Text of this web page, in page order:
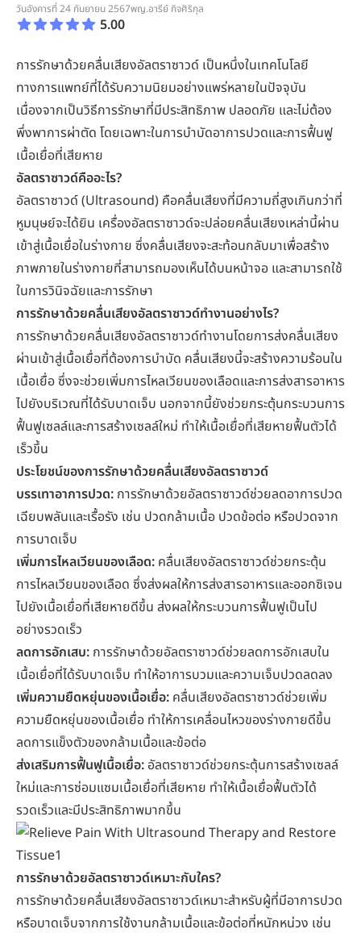
วันอังคารที่ 24 กันยายน 2567พญ.อารีย์ กิจศิริกุล
5.00
การรักษาด้วยคลื่นเสียงอัลตราซาวด์ เป็นหนึ่งในเทคโนโลยี
ทางการแพทย์ที่ได้รับความนิยมอย่างแพร่หลายในปัจจุบัน
เนื่องจากเป็นวิธีการรักษาที่มีประสิทธิภาพ ปลอดภัย และไม่ต้อง
พึ่งพาการผ่าตัด โดยเฉพาะในการบำบัดอาการปวดและการฟื้นฟู
เนื้อเยื่อที่เสียหาย
อัลตราซาวด์คืออะไร?
อัลตราซาวด์ (Ultrasound) คือคลื่นเสียงที่มีความถี่สูงเกินกว่าที่
หูมนุษย์จะได้ยิน เครื่องอัลตราซาวด์จะปล่อยคลื่นเสียงเหล่านี้ผ่าน
เข้าสู่เนื้อเยื่อในร่างกาย ซึ่งคลื่นเสียงจะสะท้อนกลับมาเพื่อสร้าง
ภาพภายในร่างกายที่สามารถมองเห็นได้บนหน้าจอ และสามารถใช้
ในการวินิจฉัยและการรักษา
การรักษาด้วยคลื่นเสียงอัลตราซาวด์ทำงานอย่างไร?
การรักษาด้วยคลื่นเสียงอัลตราซาวด์ทำงานโดยการส่งคลื่นเสียง
ผ่านเข้าสู่เนื้อเยื่อที่ต้องการบำบัด คลื่นเสียงนี้จะสร้างความร้อนใน
เนื้อเยื่อ ซึ่งจะช่วยเพิ่มการไหลเวียนของเลือดและการส่งสารอาหาร
ไปยังบริเวณที่ได้รับบาดเจ็บ นอกจากนี้ยังช่วยกระตุ้นกระบวนการ
ฟื้นฟูเซลล์และการสร้างเซลล์ใหม่ ทำให้เนื้อเยื่อที่เสียหายฟื้นตัวได้
เร็วขึ้น
ประโยชน์ของการรักษาด้วยคลื่นเสียงอัลตราซาวด์
บรรเทาอาการปวด: การรักษาด้วยอัลตราซาวด์ช่วยลดอาการปวด
เฉียบพลันและเรื้อรัง เช่น ปวดกล้ามเนื้อ ปวดข้อต่อ หรือปวดจาก
การบาดเจ็บ
เพิ่มการไหลเวียนของเลือด: คลื่นเสียงอัลตราซาวด์ช่วยกระตุ้น
การไหลเวียนของเลือด ซึ่งส่งผลให้การส่งสารอาหารและออกซิเจน
ไปยังเนื้อเยื่อที่เสียหายดีขึ้น ส่งผลให้กระบวนการฟื้นฟูเป็นไป
อย่างรวดเร็ว
ลดการอักเสบ: การรักษาด้วยอัลตราซาวด์ช่วยลดการอักเสบใน
เนื้อเยื่อที่ได้รับบาดเจ็บ ทำให้อาการบวมและความเจ็บปวดลดลง
เพิ่มความยืดหยุ่นของเนื้อเยื่อ: คลื่นเสียงอัลตราซาวด์ช่วยเพิ่ม
ความยืดหยุ่นของเนื้อเยื่อ ทำให้การเคลื่อนไหวของร่างกายดีขึ้น
ลดการแข็งตัวของกล้ามเนื้อและข้อต่อ
ส่งเสริมการฟื้นฟูเนื้อเยื่อ: อัลตราซาวด์ช่วยกระตุ้นการสร้างเซลล์
ใหม่และการซ่อมแซมเนื้อเยื่อที่เสียหาย ทำให้เนื้อเยื่อฟื้นตัวได้
รวดเร็วและมีประสิทธิภาพมากขึ้น
การรักษาด้วยอัลตราซาวด์เหมาะกับใคร?
การรักษาด้วยคลื่นเสียงอัลตราซาวด์เหมาะสำหรับผู้ที่มีอาการปวด
หรือบาดเจ็บจากการใช้งานกล้ามเนื้อและข้อต่อที่หนักหน่วง เช่น